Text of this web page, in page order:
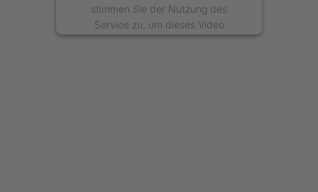
stimmen Sie der Nutzung des
Service zu, um dieses Video
anzusehen.